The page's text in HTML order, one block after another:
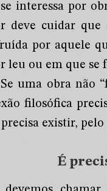
interessa por
deve cuidar que
por aquele
leu ou em que se
Se uma obra não
filosófica
existir,
É